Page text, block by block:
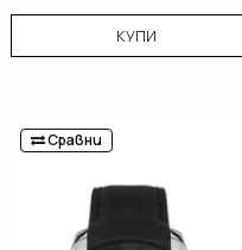
КУПИ
Сравни